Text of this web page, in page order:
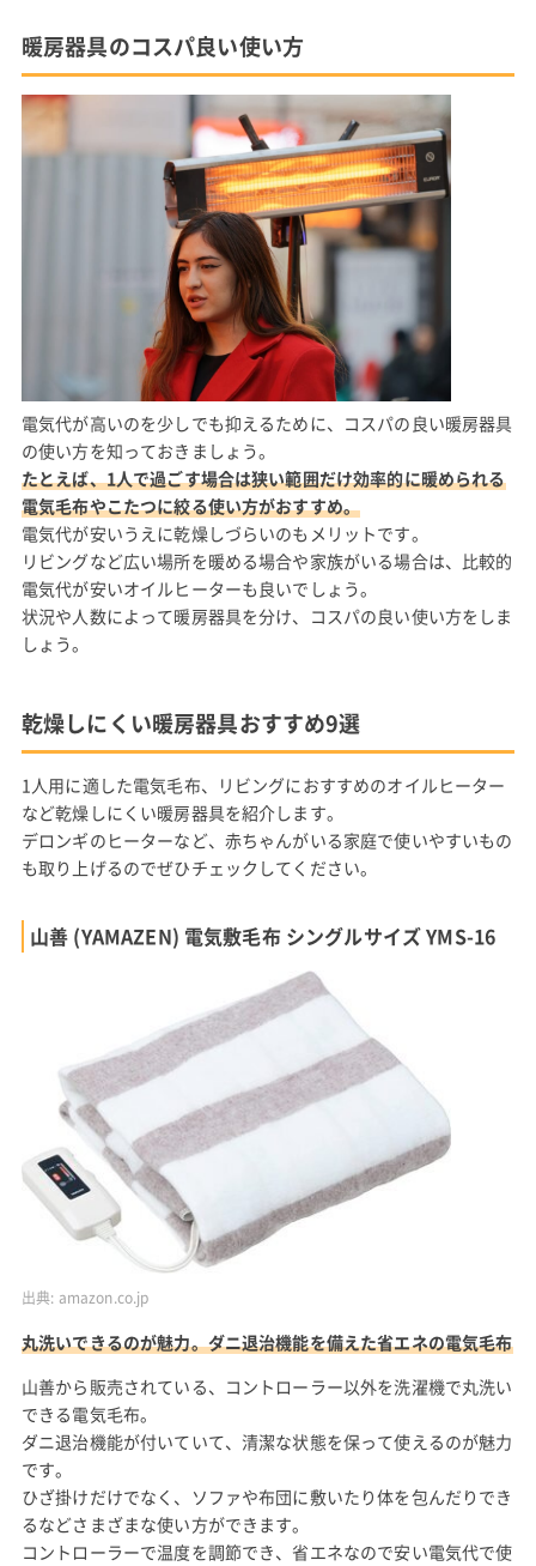
暖房器具のコスパ良い使い方
電気代が高いのを少しでも抑えるために、コスパの良い暖房器具
の使い方を知っておきましょう。
たとえば、1人で過ごす場合は狭い範囲だけ効率的に暖められる
電気毛布やこたつに絞る使い方がおすすめ。
電気代が安いうえに乾燥しづらいのもメリットです。
リビングなど広い場所を暖める場合や家族がいる場合は、比較的
電気代が安いオイルヒーターも良いでしょう。
状況や人数によって暖房器具を分け、コスパの良い使い方をしま
しょう。
乾燥しにくい暖房器具おすすめ9選
1人用に適した電気毛布、リビングにおすすめのオイルヒーター
など乾燥しにくい暖房器具を紹介します。
デロンギのヒーターなど、赤ちゃんがいる家庭で使いやすいもの
も取り上げるのでぜひチェックしてください。
山善 (YAMAZEN) 電気敷毛布 シングルサイズ YMS-16
出典: amazon.co.jp
丸洗いできるのが魅力。ダニ退治機能を備えた省エネの電気毛布
山善から販売されている、コントローラー以外を洗濯機で丸洗い
できる電気毛布。
ダニ退治機能が付いていて、清潔な状態を保って使えるのが魅力
です。
ひざ掛けだけでなく、ソファや布団に敷いたり体を包んだりでき
るなどさまざまな使い方ができます。
コントローラーで温度を調節でき、省エネなので安い電気代で使